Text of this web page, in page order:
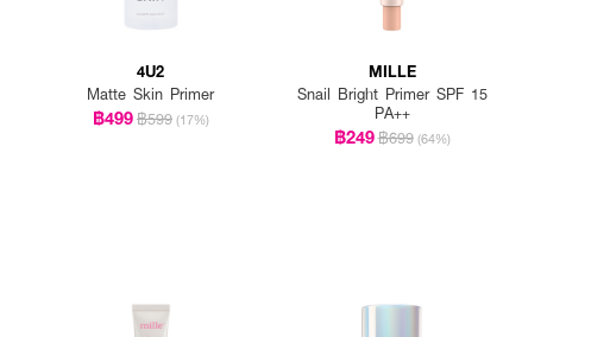
4U2
Matte Skin Primer
฿499฿599 (17%)
MILLE
Snail Bright Primer SPF 15
PA++
฿249฿699 (64%)